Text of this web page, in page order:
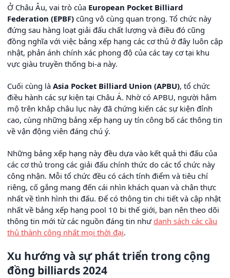
Ở Châu Âu, vai trò của European Pocket Billiard
Federation (EPBF) cũng vô cùng quan trọng. Tổ chức này
đứng sau hàng loạt giải đấu chất lượng và điều đó cũng
đồng nghĩa với việc bảng xếp hạng các cơ thủ ở đây luôn cập
nhật, phản ánh chính xác phong độ của các tay cơ tại khu
vực giàu truyền thống bi-a này.
Cuối cùng là Asia Pocket Billiard Union (APBU), tổ chức
điều hành các sự kiện tại Châu Á. Nhờ có APBU, người hâm
mộ trên khắp châu lục này đã chứng kiến các sự kiện đỉnh
cao, cùng những bảng xếp hạng uy tín công bố các thông tin
về vận động viên đáng chú ý.
Những bảng xếp hạng này đều dựa vào kết quả thi đấu của
các cơ thủ trong các giải đấu chính thức do các tổ chức này
công nhận. Mỗi tổ chức đều có cách tính điểm và tiêu chí
riêng, cố gắng mang đến cái nhìn khách quan và chân thực
nhất về tình hình thi đấu. Để có thông tin chi tiết và cập nhật
nhất về bảng xếp hạng pool 10 bi thế giới, bạn nên theo dõi
thông tin mới từ các nguồn đáng tin nhưdanh sách các cầu
thủ thành công nhất mọi thời đại.
Xu hướng và sự phát triển trong cộng
đồng billiards 2024